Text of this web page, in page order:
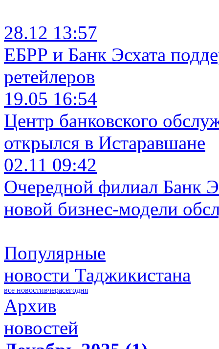
28.12 13:57
ЕБРР и Банк Эсхата
ретейлеров
19.05 16:54
Центр банковского
открылся в Истаравшане
02.11 09:42
Очередной филиал Банк
новой бизнес-модели
Популярные
новости Таджикистана
все новостивчерасегодня
Архив
новостей